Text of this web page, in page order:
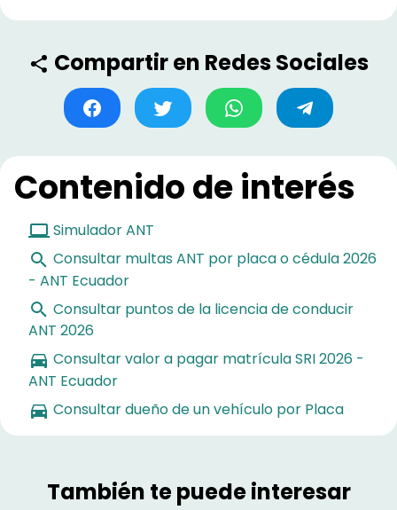
Compartir en Redes Sociales
Contenido de interés
Simulador ANT
Consultar multas ANT por placa o cédula 2026
- ANT Ecuador
Consultar puntos de la licencia de conducir
ANT 2026
Consultar valor a pagar matrícula SRI 2026 -
ANT Ecuador
Consultar dueño de un vehículo por Placa
También te puede interesar